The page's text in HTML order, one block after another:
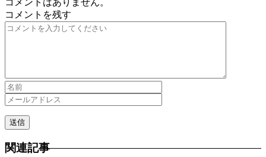
コメントを残す
関連記事